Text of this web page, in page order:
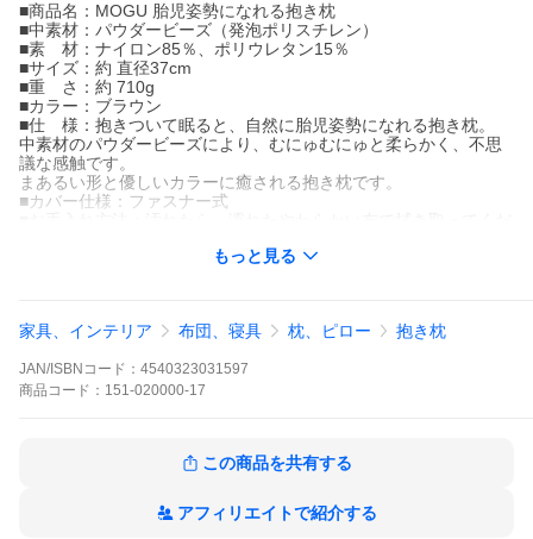
■商品名：MOGU 胎児姿勢になれる抱き枕
■中素材：パウダービーズ（発泡ポリスチレン）
■素 材：ナイロン85％、ポリウレタン15％
■サイズ：約 直径37cm
■重 さ：約 710g
■カラー：ブラウン
■仕 様：抱きついて眠ると、自然に胎児姿勢になれる抱き枕。
中素材のパウダービーズにより、むにゅむにゅと柔らかく、不思
議な感触です。
まあるい形と優しいカラーに癒される抱き枕です。
■カバー仕様：ファスナー式
抱き枕 MOGU クッション 胎児姿勢になれる抱き枕 男性 女性 妊
ウン 茶色 丸形 円形 妊娠中 腰痛 MOGU 枕 抱き枕 日本製 ビーズ
マタニティ 横向き ビーズクッション 球体 丸 改善 MOGU 胎児姿
【敬老の日 プレゼント ギフト 70代 健康グッズ 80代 祖母 孫から
もっと見る
家具、インテリア 布団、寝具 枕、ピロー 抱き枕
JAN/ISBNコード： 4540323031597
商品 コード： 151-020000-17
この商品を共有する
アフィリエイトで紹介する